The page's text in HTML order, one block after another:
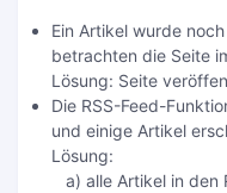
Ein Artikel wurde
betrachten die Seite
Lösung: Seite
Die RSS-Feed-
und einige Artikel
Lösung:
a) alle Artikel in den